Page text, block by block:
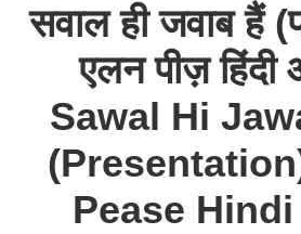
सवाल ही जवाब हैं
एलन पीज़ हिंदी
Sawal Hi
Pease